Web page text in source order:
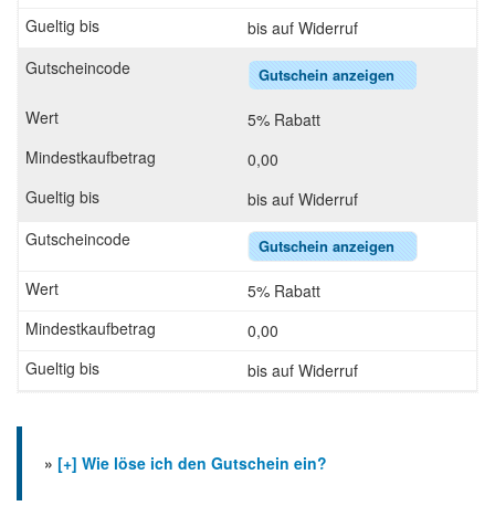
bis auf Widerruf
Gutschein anzeigen
5% Rabatt
0,00
bis auf Widerruf
Gutschein anzeigen
5% Rabatt
0,00
bis auf Widerruf
» [+] Wie löse ich den Gutschein ein?